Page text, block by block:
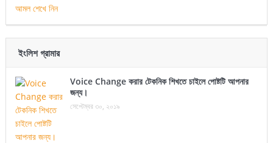
ইংলিশ গ্রামার
Voice Change করার টেকনিক শিখতে চাইলে পোষ্টটি আপনার
জন্য।
সেপ্টেম্বর ৩০, ২০১৯